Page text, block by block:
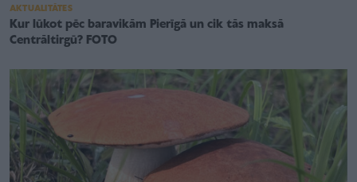
AKTUALITĀTES
Kur lūkot pēc baravikām Pierīgā un cik tās maksā
Centrāltirgū? FOTO